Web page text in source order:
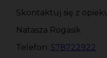
Skontaktuj się z
Natasza Rogasik
Telefon: 578722922